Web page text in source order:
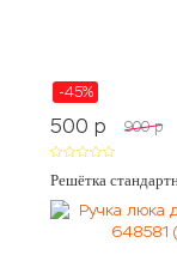
-45%
500 p 900 p
Решётка